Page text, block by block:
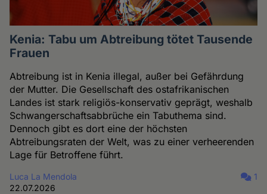
Kenia: Tabu um Abtreibung tötet Tausende
Frauen
Abtreibung ist in Kenia illegal, außer bei Gefährdung
der Mutter. Die Gesellschaft des ostafrikanischen
Landes ist stark religiös-konservativ geprägt, weshalb
Schwangerschaftsabbrüche ein Tabuthema sind.
Dennoch gibt es dort eine der höchsten
Abtreibungsraten der Welt, was zu einer verheerenden
Lage für Betroffene führt.
Luca La Mendola
22.07.2026
1